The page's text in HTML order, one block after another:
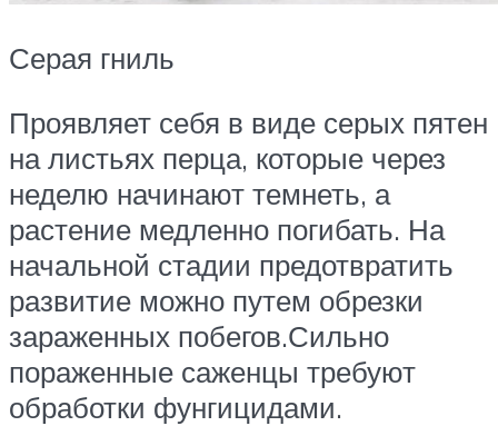
Серая гниль
Проявляет себя в виде серых пятен
на листьях перца, которые через
неделю начинают темнеть, а
растение медленно погибать. На
начальной стадии предотвратить
развитие можно путем обрезки
зараженных побегов.Сильно
пораженные саженцы требуют
обработки фунгицидами.